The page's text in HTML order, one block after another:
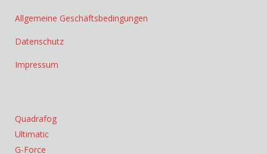
Allgemeine Geschäftsbedingungen
Datenschutz
Impressum
Quadrafog
Ultimatic
G-Force